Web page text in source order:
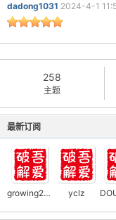
dadong1031 2024-4-1
258
主题
最新订阅
growing2255 yclz